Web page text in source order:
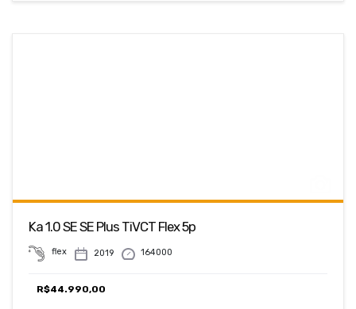
Ka 1.0 SE SE Plus TiVCT Flex 5p
flex 2019 164000
R$44.990,00